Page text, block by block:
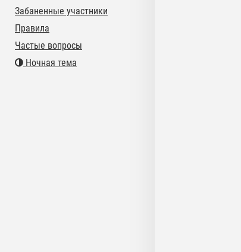
Забаненные участники
Правила
Частые вопросы
Ночная тема